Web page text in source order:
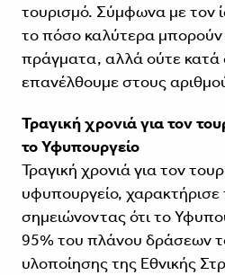
τουρισμό. Σύμφωνα με τον
το πόσο καλύτερα μπορούν
πράγματα, αλλά ούτε κατά
επανέλθουμε στους
Τραγική χρονιά για τον
το Υφυπουργείο
Τραγική χρονιά για τον
υφυπουργείο, χαρακτήρισε
σημειώνοντας ότι το
95% του πλάνου δράσεων
υλοποίησης της Εθνικής